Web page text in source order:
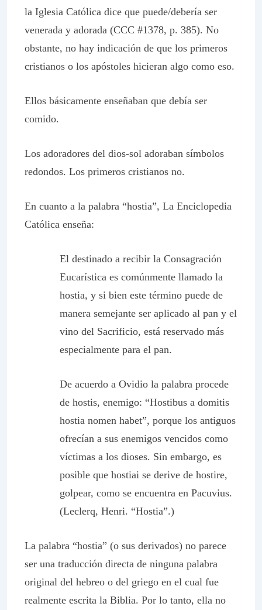
la Iglesia Católica dice que puede/debería ser
venerada y adorada (CCC #1378, p. 385). No
obstante, no hay indicación de que los primeros
cristianos o los apóstoles hicieran algo como eso.
Ellos básicamente enseñaban que debía ser
comido.
Los adoradores del dios-sol adoraban símbolos
redondos. Los primeros cristianos no.
En cuanto a la palabra “hostia”, La Enciclopedia
Católica enseña:
El destinado a recibir la Consagración
Eucarística es comúnmente llamado la
hostia, y si bien este término puede de
manera semejante ser aplicado al pan y el
vino del Sacrificio, está reservado más
especialmente para el pan.
De acuerdo a Ovidio la palabra procede
de hostis, enemigo: “Hostibus a domitis
hostia nomen habet”, porque los antiguos
ofrecían a sus enemigos vencidos como
víctimas a los dioses. Sin embargo, es
posible que hostiai se derive de hostire,
golpear, como se encuentra en Pacuvius.
(Leclerq, Henri. “Hostia”.)
La palabra “hostia” (o sus derivados) no parece
ser una traducción directa de ninguna palabra
original del hebreo o del griego en el cual fue
realmente escrita la Biblia. Por lo tanto, ella no